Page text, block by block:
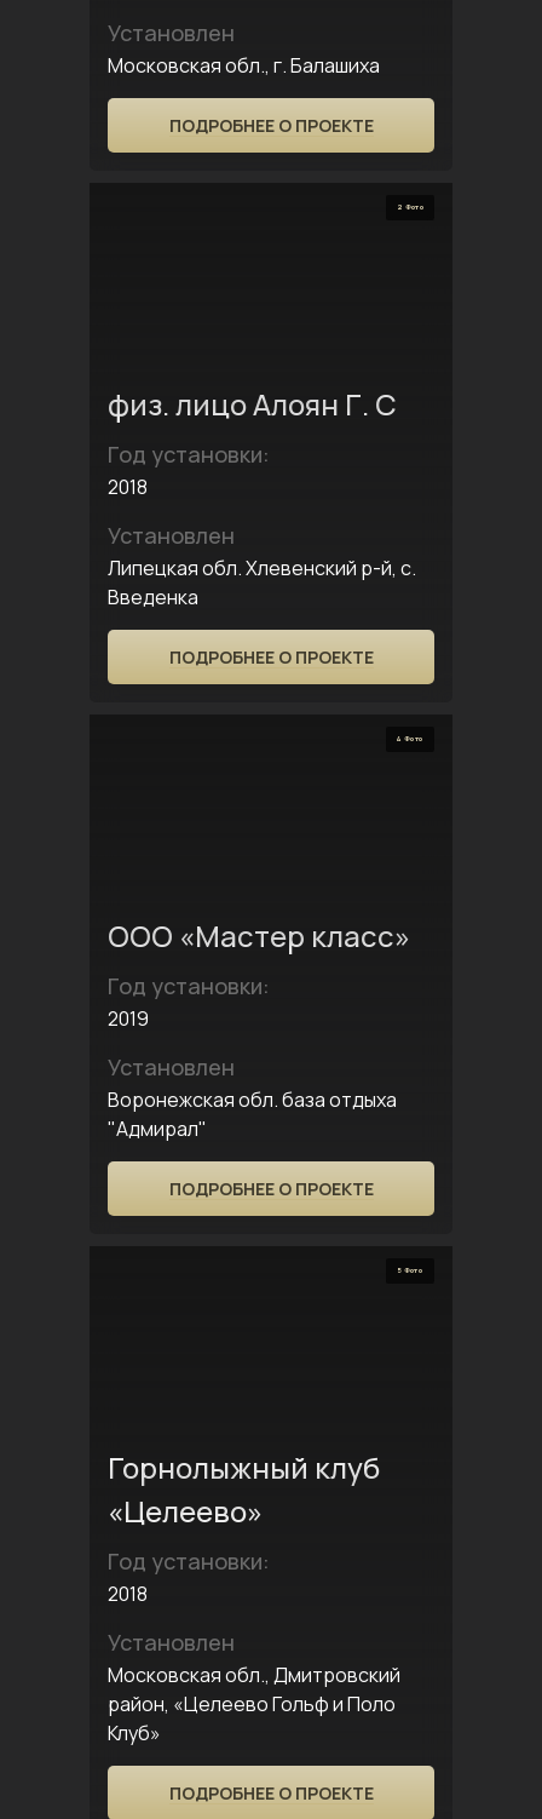
Установлен
Московская обл., г. Балашиха
ПОДРОБНЕЕ О ПРОЕКТЕ
2 Фото
физ. лицо Алоян Г. С
Год установки:
2018
Установлен
Липецкая обл. Хлевенский р-й, с.
Введенка
ПОДРОБНЕЕ О ПРОЕКТЕ
4 Фото
ООО «Мастер класс»
Год установки:
2019
Установлен
Воронежская обл. база отдыха
"Адмирал"
ПОДРОБНЕЕ О ПРОЕКТЕ
5 Фото
Горнолыжный клуб
«Целеево»
Год установки:
2018
Установлен
Московская обл., Дмитровский
район, «Целеево Гольф и Поло
Клуб»
ПОДРОБНЕЕ О ПРОЕКТЕ